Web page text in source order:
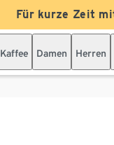
Für kurze Zeit
Kaffee Damen Herren